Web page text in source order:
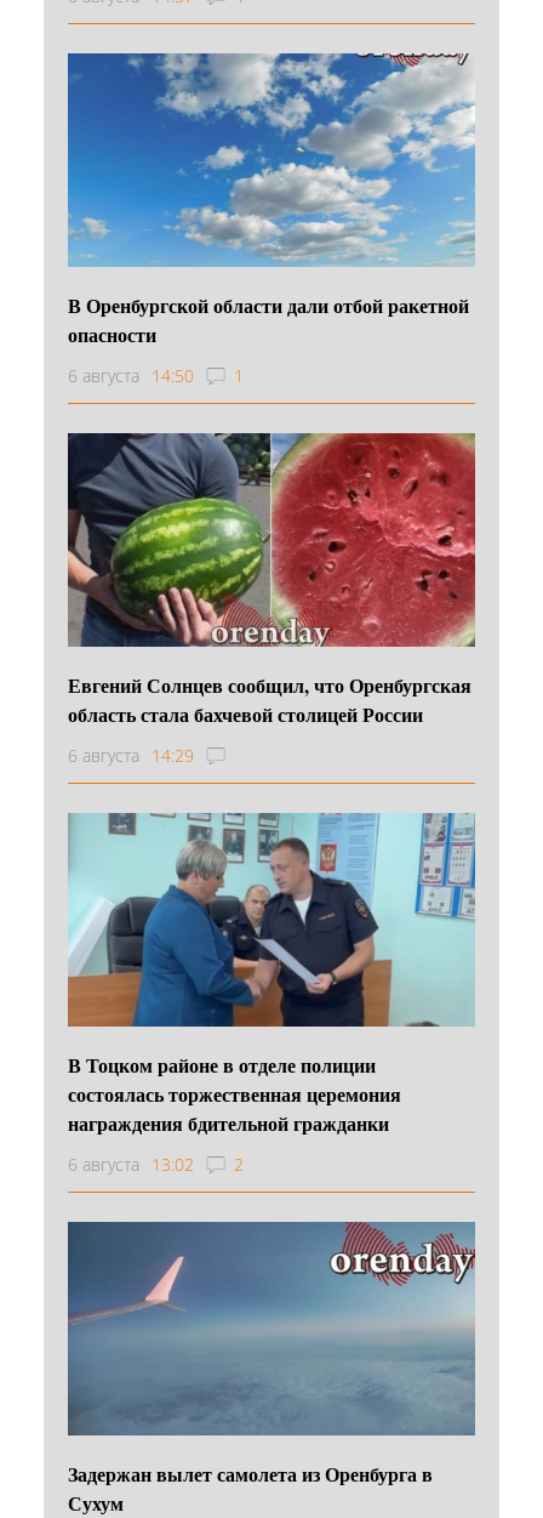
В Оренбургской области дали отбой ракетной
опасности
6 августа 14:50 1
Евгений Солнцев сообщил, что Оренбургская
область стала бахчевой столицей России
6 августа 14:29
В Тоцком районе в отделе полиции
состоялась торжественная церемония
награждения бдительной гражданки
6 августа 13:02 2
Задержан вылет самолета из Оренбурга в
Сухум